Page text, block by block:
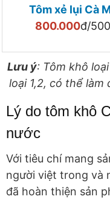
Tôm xẻ lụi Cà
800.000đ/
Lưu ý: Tôm khô
loại 1,2, có thể làm
Lý do tôm khô
nước
Với tiêu chí mang
người việt trong và
đã hoàn thiện sản